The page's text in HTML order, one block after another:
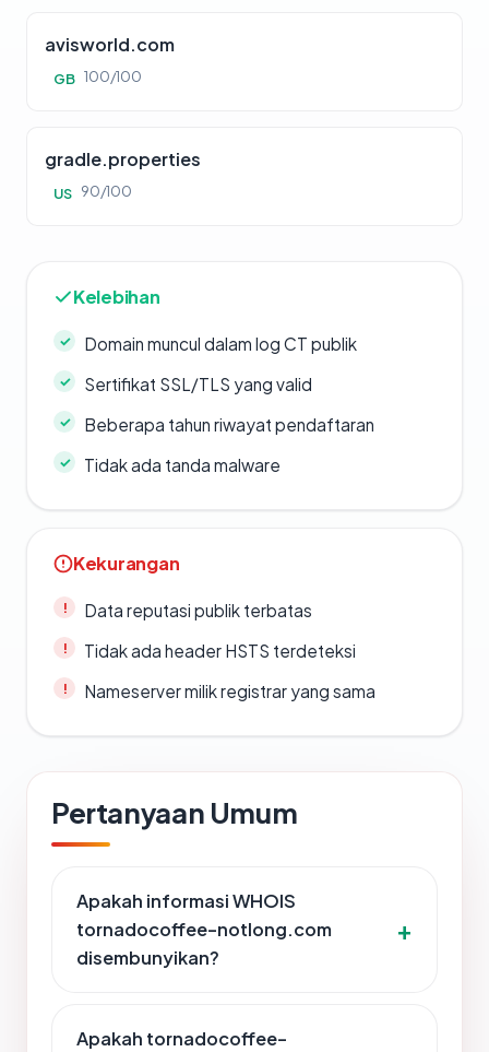
avisworld.com
GB 100/100
gradle.properties
US 90/100
Kelebihan
Domain muncul dalam log CT publik
Sertifikat SSL/TLS yang valid
Beberapa tahun riwayat pendaftaran
Tidak ada tanda malware
Kekurangan
Data reputasi publik terbatas
Tidak ada header HSTS terdeteksi
Nameserver milik registrar yang sama
Pertanyaan Umum
Apakah informasi WHOIS
tornadocoffee-notlong.com
disembunyikan?
Apakah tornadocoffee-